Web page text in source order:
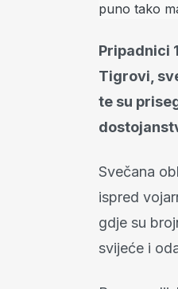
Pripadnici
Tigrovi,
te su
Svečana
ispred
gdje su
svijeće i